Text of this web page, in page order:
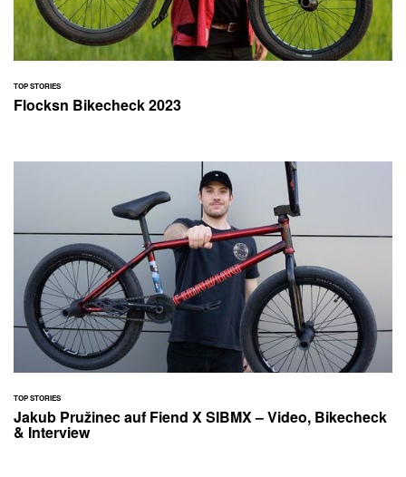
TOP STORIES
Flocksn Bikecheck 2023
TOP STORIES
Jakub Pružinec auf Fiend X SIBMX – Video, Bikecheck
& Interview